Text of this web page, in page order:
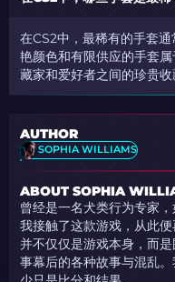
在CS2中，最稀有的手套
艳颜色和有限供应的手套
藏家和爱好者之间的珍贵收
AUTHOR
SOPHIA WILLIAMS
ABOUT SOPHIA
曾经是一名犬类行为专家
我接触了这款游戏，从此
并不仅仅是游戏本身，而
事幕后的各种故事与混乱